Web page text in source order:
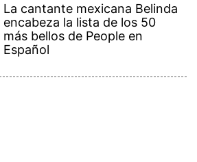
La cantante mexicana Belinda
encabeza la lista de los 50
más bellos de People en
Español